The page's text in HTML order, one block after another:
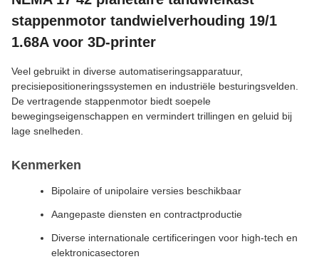
stappenmotor tandwielverhouding 19/1
1.68A voor 3D-printer
Veel gebruikt in diverse automatiseringsapparatuur,
precisiepositioneringssystemen en industriële besturingsvelden.
De vertragende stappenmotor biedt soepele
bewegingseigenschappen en vermindert trillingen en geluid bij
lage snelheden.
Kenmerken
Bipolaire of unipolaire versies beschikbaar
Aangepaste diensten en contractproductie
Diverse internationale certificeringen voor high-tech en
elektronicasectoren